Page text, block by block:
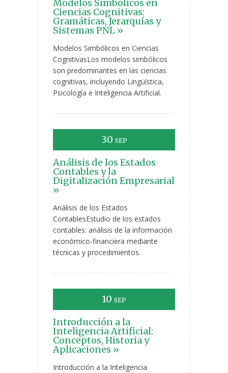
Modelos Simbólicos en
Ciencias Cognitivas:
Gramáticas, Jerarquías y
Sistemas PNL »
Modelos Simbólicos en Ciencias
CognitivasLos modelos simbólicos
son predominantes en las ciencias
cognitivas, incluyendo Lingüística,
Psicología e Inteligencia Artificial.
30 SEP
Análisis de los Estados
Contables y la
Digitalización Empresarial
»
Análisis de los Estados
ContablesEstudio de los estados
contables: análisis de la información
económico-financiera mediante
técnicas y procedimientos.
10 SEP
Introducción a la
Inteligencia Artificial:
Conceptos, Historia y
Aplicaciones »
Introducción a la Inteligencia